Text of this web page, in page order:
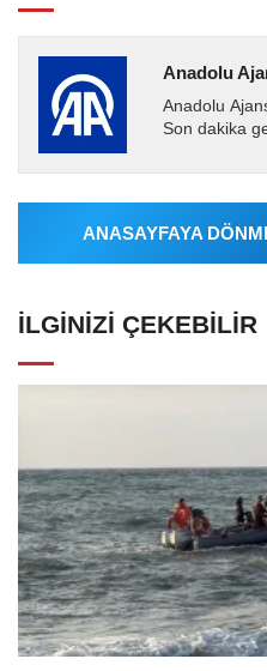
Anadolu
Anadolu
Son dakika
Ajansı
ANASAYFAYA
İLGINIZI ÇEKEBILIR